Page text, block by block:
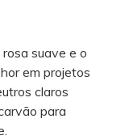
suave e o
em projetos
claros
para